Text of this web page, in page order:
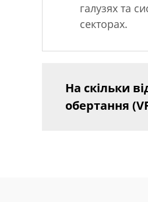
галузях та
секторах.
На скільки
обертання